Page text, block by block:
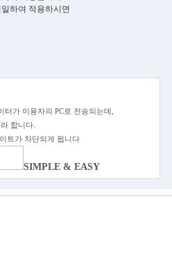
하여 적용하시면
가 이용자의 PC로 전송되는데,
합니다.
트가 차단되게 됩니다
SIMPLE & EASY